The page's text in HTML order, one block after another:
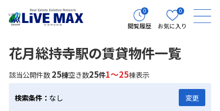
0
閲覧履歴
0
お気に入り
花月総持寺駅の賃貸物件一覧
該当公開件数25棟空き数25件1～25棟表示
検索条件： なし 変更